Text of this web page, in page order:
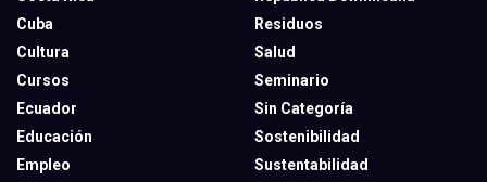
Cuba
Cultura
Cursos
Ecuador
Educación
Empleo
Residuos
Salud
Seminario
Sin Categoría
Sostenibilidad
Sustentabilidad